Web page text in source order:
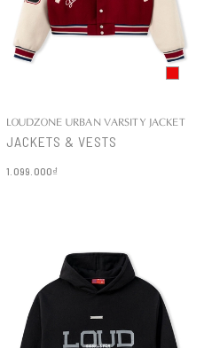
LOUDZONE URBAN VARSITY JACKET
JACKETS & VESTS
1.099.000₫